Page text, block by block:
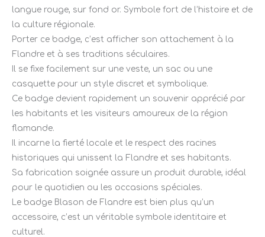
langue rouge, sur fond or. Symbole fort de l’histoire et de
la culture régionale.
Porter ce badge, c’est afficher son attachement à la
Flandre et à ses traditions séculaires.
Il se fixe facilement sur une veste, un sac ou une
casquette pour un style discret et symbolique.
Ce badge devient rapidement un souvenir apprécié par
les habitants et les visiteurs amoureux de la région
flamande.
Il incarne la fierté locale et le respect des racines
historiques qui unissent la Flandre et ses habitants.
Sa fabrication soignée assure un produit durable, idéal
pour le quotidien ou les occasions spéciales.
Le badge Blason de Flandre est bien plus qu’un
accessoire, c’est un véritable symbole identitaire et
culturel.